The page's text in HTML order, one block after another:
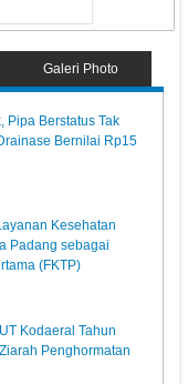
Galeri Photo
Pipa Berstatus Tak
Bernilai Rp15
Kesehatan
Padang sebagai
(FKTP)
Kodaeral Tahun
Penghormatan